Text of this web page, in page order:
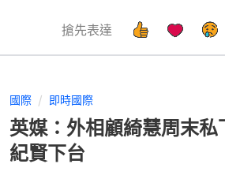
搶先表達
國際 即時國際
英媒：外相顧綺慧周末
紀賢下台